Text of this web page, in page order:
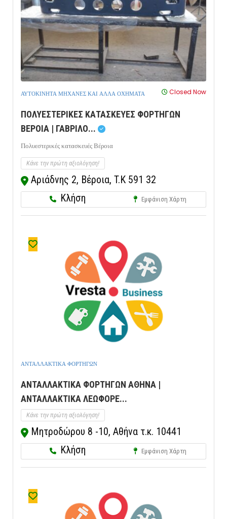
ΑΥΤΟΚΙΝΗΤΑ ΜΗΧΑΝΕΣ ΚΑΙ ΑΛΛΑ ΟΧΗΜΑΤΑ Closed Now
ΠΟΛΥΕΣΤΕΡΙΚΕΣ ΚΑΤΑΣΚΕΥΕΣ ΦΟΡΤΗΓΩΝ
ΒΕΡΟΙΑ | ΓΑΒΡΙΛΟ...
Πολυεστερικές κατασκευές Βέροια
Κάνε την πρώτη αξιολόγηση!
Αριάδνης 2, Βέροια, T.K 591 32
Κλήση
Εμφάνιση Χάρτη
ΑΝΤΑΛΛΑΚΤΙΚΑ ΦΟΡΤΗΓΩΝ
ΑΝΤΑΛΛΑΚΤΙΚΑ ΦΟΡΤΗΓΩΝ ΑΘΗΝΑ |
ΑΝΤΑΛΛΑΚΤΙΚΑ ΛΕΩΦΟΡΕ...
Κάνε την πρώτη αξιολόγηση!
Μητροδώρου 8 -10, Αθήνα τ.κ. 10441
Κλήση
Εμφάνιση Χάρτη